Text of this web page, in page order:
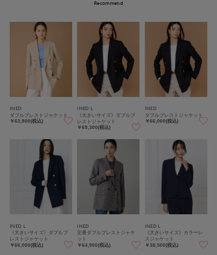
Recommend
INED
ダブルブレストジャケット
￥63,800(税込)
INED L
《大きいサイズ》ダブルブ
レストジャケット
￥69,300(税込)
INED
ダブルブレストジャケット
￥66,000(税込)
INED L
《大きいサイズ》ダブルブ
レストジャケット
￥66,000(税込)
INED
定番ダブルブレストジャケ
ット
￥64,900(税込)
INED L
《大きいサイズ》カラーレ
スジャケット
￥38,500(税込)